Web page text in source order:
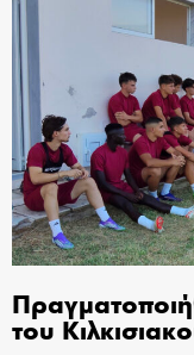
του